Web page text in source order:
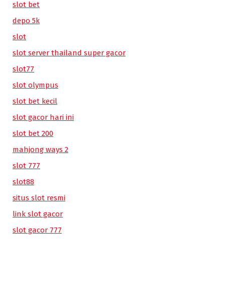
slot bet
depo 5k
slot
slot server thailand super gacor
slot77
slot olympus
slot bet kecil
slot gacor hari ini
slot bet 200
mahjong ways 2
slot 777
slot88
situs slot resmi
link slot gacor
slot gacor 777